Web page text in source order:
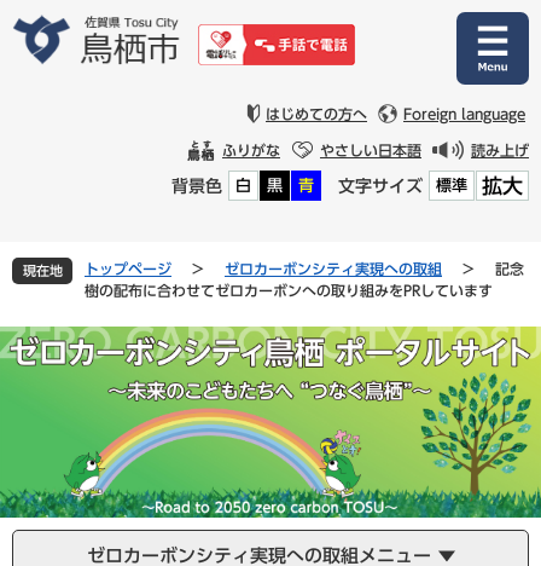
文
はじめての方へ Foreign language
ふりがな やさしい日本語 読み上げ
背景色 白 黒 青 文字サイズ 標準 拡大
現在地 トップページ > ゼロカーボンシティ実現への取組 >
記念
樹の配布に合わせてゼロカーボンへの取り組みをPRしています
ゼロカーボンシティ実現への取組メニュー